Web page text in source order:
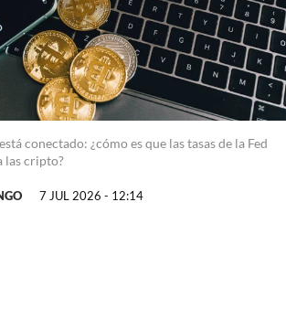
conectado: ¿cómo es que las tasas de la Fed
las cripto?
7 JUL 2026 - 12:14